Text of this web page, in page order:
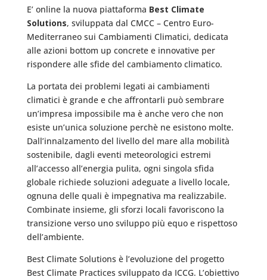
E’ online la nuova piattaforma Best Climate
Solutions, sviluppata dal CMCC – Centro Euro-
Mediterraneo sui Cambiamenti Climatici, dedicata
alle azioni bottom up concrete e innovative per
rispondere alle sfide del cambiamento climatico.
La portata dei problemi legati ai cambiamenti
climatici è grande e che affrontarli può sembrare
un’impresa impossibile ma è anche vero che non
esiste un’unica soluzione perchè ne esistono molte.
Dall’innalzamento del livello del mare alla mobilità
sostenibile, dagli eventi meteorologici estremi
all’accesso all’energia pulita, ogni singola sfida
globale richiede soluzioni adeguate a livello locale,
ognuna delle quali è impegnativa ma realizzabile.
Combinate insieme, gli sforzi locali favoriscono la
transizione verso uno sviluppo più equo e rispettoso
dell’ambiente.
Best Climate Solutions è l’evoluzione del progetto
Best Climate Practices sviluppato da ICCG. L’obiettivo